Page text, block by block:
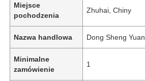
Miejsce
pochodzenia
Zhuhai, Chiny
Nazwa handlowa Dong Sheng Yuan
Minimalne
zamówienie
1